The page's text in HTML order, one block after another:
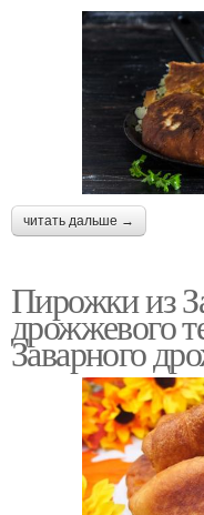
читать дальше →
Пирожки из
дрожжевого
Заварного